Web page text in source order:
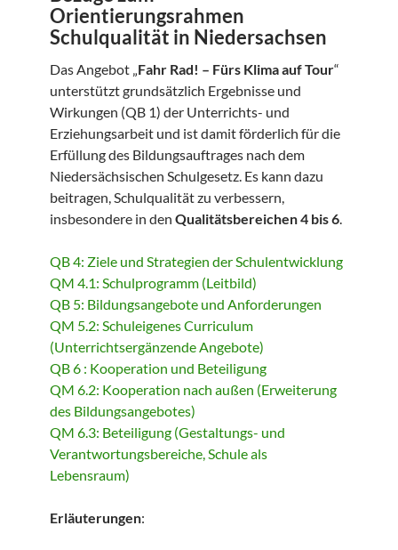
Orientierungsrahmen
Schulqualität in Niedersachsen
Das Angebot „Fahr Rad! – Fürs Klima auf Tour“
unterstützt grundsätzlich Ergebnisse und
Wirkungen (QB 1) der Unterrichts- und
Erziehungsarbeit und ist damit förderlich für die
Erfüllung des Bildungsauftrages nach dem
Niedersächsischen Schulgesetz. Es kann dazu
beitragen, Schulqualität zu verbessern,
insbesondere in den Qualitätsbereichen 4 bis 6.
QB 4: Ziele und Strategien der Schulentwicklung
QM 4.1: Schulprogramm (Leitbild)
QB 5: Bildungsangebote und Anforderungen
QM 5.2: Schuleigenes Curriculum
(Unterrichtsergänzende Angebote)
QB 6 : Kooperation und Beteiligung
QM 6.2: Kooperation nach außen (Erweiterung
des Bildungsangebotes)
QM 6.3: Beteiligung (Gestaltungs- und
Verantwortungsbereiche, Schule als
Lebensraum)
Erläuterungen: